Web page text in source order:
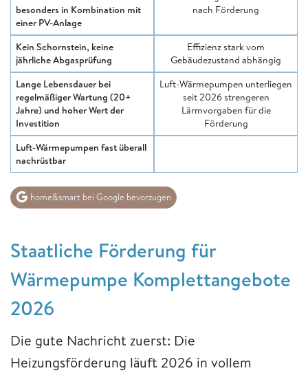
besonders in Kombination mit
einer PV-Anlage
nach Förderung
Kein Schornstein, keine
jährliche Abgasprüfung
Effizienz stark vom
Gebäudezustand abhängig
Lange Lebensdauer bei
regelmäßiger Wartung (20+
Jahre) und hoher Wert der
Investition
Luft-Wärmepumpen unterliegen
seit 2026 strengeren
Lärmvorgaben für die
Förderung
Luft-Wärmepumpen fast überall
nachrüstbar
home&smart bei Google bevorzugen
Staatliche Förderung für
Wärmepumpe Komplettangebote
2026
Die gute Nachricht zuerst: Die
Heizungsförderung läuft 2026 in vollem